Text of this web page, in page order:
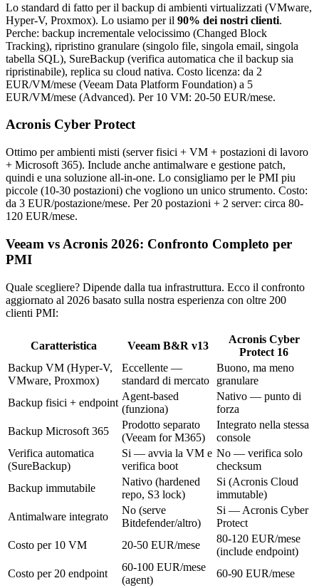
Lo standard di fatto per il backup di ambienti virtualizzati (VMware,
Hyper-V, Proxmox). Lo usiamo per il 90% dei nostri clienti.
Perche: backup incrementale velocissimo (Changed Block
Tracking), ripristino granulare (singolo file, singola email, singola
tabella SQL), SureBackup (verifica automatica che il backup sia
ripristinabile), replica su cloud nativa. Costo licenza: da 2
EUR/VM/mese (Veeam Data Platform Foundation) a 5
EUR/VM/mese (Advanced). Per 10 VM: 20-50 EUR/mese.
Acronis Cyber Protect
Ottimo per ambienti misti (server fisici + VM + postazioni di lavoro
+ Microsoft 365). Include anche antimalware e gestione patch,
quindi e una soluzione all-in-one. Lo consigliamo per le PMI piu
piccole (10-30 postazioni) che vogliono un unico strumento. Costo:
da 3 EUR/postazione/mese. Per 20 postazioni + 2 server: circa 80-
120 EUR/mese.
Veeam vs Acronis 2026: Confronto Completo per
PMI
Quale scegliere? Dipende dalla tua infrastruttura. Ecco il confronto
aggiornato al 2026 basato sulla nostra esperienza con oltre 200
clienti PMI:
Caratteristica Veeam B&R v13
Acronis Cyber
Protect 16
Backup VM (Hyper-V,
VMware, Proxmox)
Eccellente —
standard di mercato
Buono, ma meno
granulare
Backup fisici + endpoint
Agent-based
(funziona)
Nativo — punto di
forza
Backup Microsoft 365
Prodotto separato
(Veeam for M365)
Integrato nella stessa
console
Verifica automatica
(SureBackup)
Si — avvia la VM e
verifica boot
No — verifica solo
checksum
Backup immutabile
Nativo (hardened
repo, S3 lock)
Si (Acronis Cloud
immutable)
Antimalware integrato
No (serve
Bitdefender/altro)
Si — Acronis Cyber
Protect
Costo per 10 VM
20-50 EUR/mese
80-120 EUR/mese
(include endpoint)
Costo per 20 endpoint
60-100 EUR/mese
(agent)
60-90 EUR/mese